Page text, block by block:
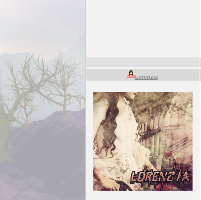
Lorenzia